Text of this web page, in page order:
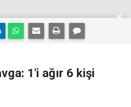
1'i ağır 6 kişi